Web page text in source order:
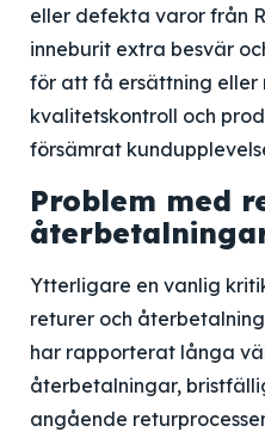
eller defekta varor från
inneburit extra besvär
för att få ersättning eller
kvalitetskontroll och
försämrat
Problem med
Ytterligare en vanlig
returer och
har rapporterat långa
återbetalningar,
angående